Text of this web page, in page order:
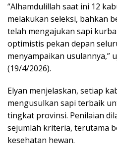
“Alhamdulillah saat ini 12
melakukan seleksi, bahkan
telah mengajukan sapi
optimistis pekan depan
menyampaikan usulannya,”
(19/4/2026).
Elyan menjelaskan, setiap
mengusulkan sapi terbaik
tingkat provinsi. Penilaian
sejumlah kriteria, terutama
kesehatan hewan.